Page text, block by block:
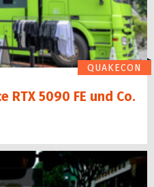
QUAKECON
RTX 5090 FE und Co.